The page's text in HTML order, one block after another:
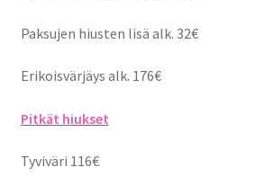
Paksujen hiusten lisä alk. 32€
Erikoisvärjäys alk. 176€
Pitkät hiukset
Tyviväri 116€